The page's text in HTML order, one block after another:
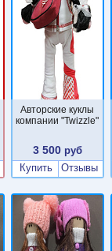
Авторские куклы
компании "Twizzle"
3 500 руб
Купить
Отзывы